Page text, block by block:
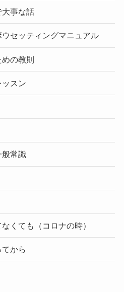
大事な話
ウセッティングマニュアル
めの教則
ッスン
般常識
くても（コロナの時）
てから